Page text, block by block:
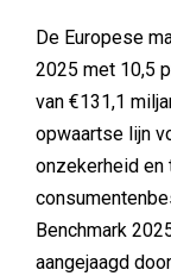
De Europese
2025 met 10,5
van €131,1
opwaartse lijn
onzekerheid en
Benchmark
aangejaagd